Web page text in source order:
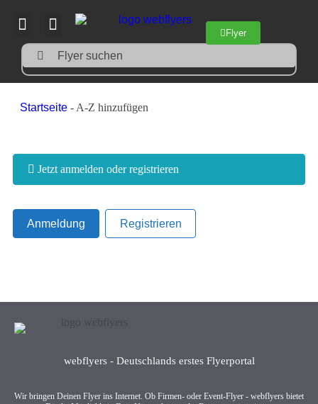
Flyer
Flyer suchen
Startseite - A-Z hinzufügen
Jetzt anmelden oder registrieren
Anmeldung Registrieren
webflyers - Deutschlands erstes Flyerportal
Wir bringen Deinen Flyer ins Internet. Ob Firmen- oder Event-Flyer - webflyers bietet